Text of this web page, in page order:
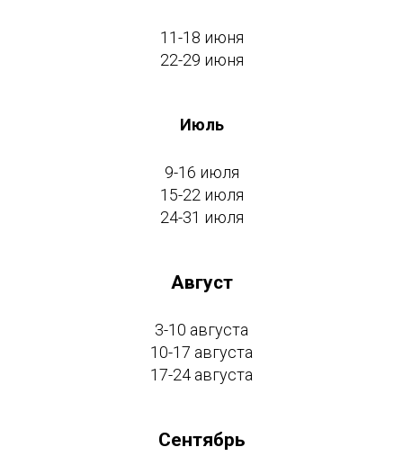
11-18 июня
22-29 июня
Июль
9-16 июля
15-22 июля
24-31 июля
Август
3-10 августа
10-17 августа
17-24 августа
Сентябрь